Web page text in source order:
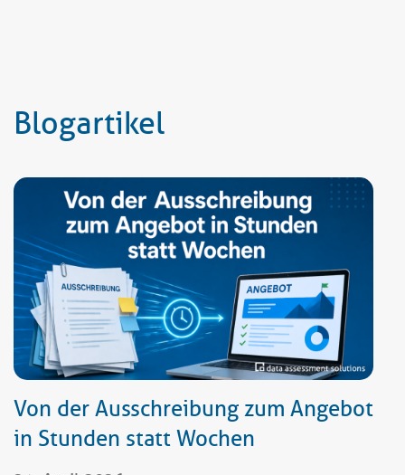
Blogartikel
Von der Ausschreibung zum Angebot
in Stunden statt Wochen